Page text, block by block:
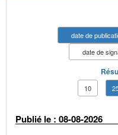
date de
date de
10
Publié le : 08-08-2026